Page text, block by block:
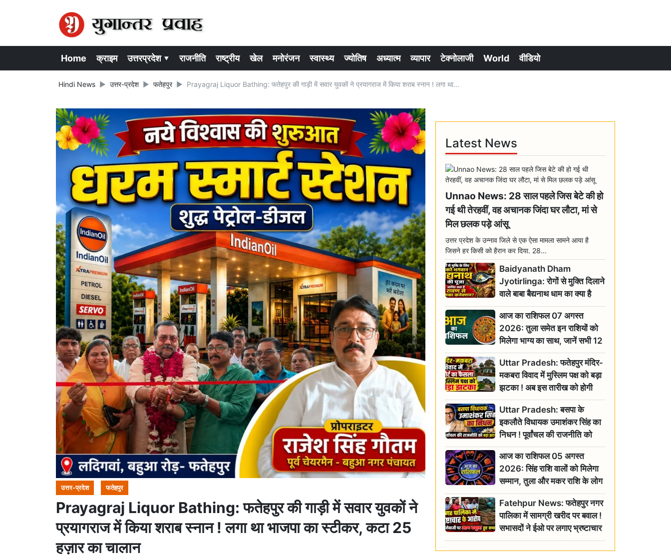
Home क्राइम उत्तरप्रदेश ▾ राजनीति राष्ट्रीय खेल मनोरंजन स्वास्थ्य ज्योतिष अध्यात्म व्यापार टेक्नोलाजी World वीडियो
Hindi News उत्तर-प्रदेश फतेहपुर Prayagraj Liquor Bathing: फतेहपुर की गाड़ी में सवार युवकों ने प्रयागराज में किया शराब स्नान ! लगा था...
उत्तर-प्रदेश फतेहपुर
Prayagraj Liquor Bathing: फतेहपुर की गाड़ी में सवार युवकों ने
प्रयागराज में किया शराब स्नान ! लगा था भाजपा का स्टीकर, कटा 25
हज़ार का चालान
Latest News
Unnao News: 28 साल पहले जिस बेटे की हो
गई थी तेरहवीं, वह अचानक जिंदा घर लौटा, मां से
मिल छलक पड़े आंसू
उत्तर प्रदेश के उन्नाव जिले से एक ऐसा मामला सामने आया है
जिसने हर किसी को हैरान कर दिया. 28...
Baidyanath Dham
Jyotirlinga: रोगों से मुक्ति दिलाने
वाले बाबा बैद्यनाथ धाम का क्या है
रावण से संबंध? जानिए ज्योतिर्लिंग की
महिमा
आज का राशिफल 07 अगस्त
2026: तुला समेत इन राशियों को
मिलेगा भाग्य का साथ, जानें सभी 12
राशियों का दैनिक भाग्यफल
Uttar Pradesh: फतेहपुर मंदिर-
मकबरा विवाद में मुस्लिम पक्ष को बड़ा
झटका ! अब इस तारीख को होगी
सुनवाई
Uttar Pradesh: बसपा के
इकलौते विधायक उमाशंकर सिंह का
निधन ! पूर्वांचल की राजनीति को
बड़ा झटका, योगी ने जताया दुःख
आज का राशिफल 05 अगस्त
2026: सिंह राशि वालों को मिलेगा
सम्मान, तुला और मकर राशि के लोग
रहें सतर्क
Fatehpur News: फतेहपुर नगर
पालिका में सामग्री खरीद पर बवाल !
सभासदों ने ईओ पर लगाए भ्रष्टाचार
के गंभीर आरोप